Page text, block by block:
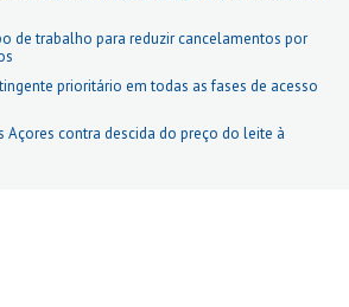
de trabalho para reduzir cancelamentos por
prioritário em todas as fases de acesso
Açores contra descida do preço do leite à